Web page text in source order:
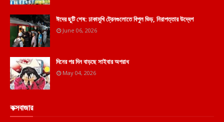
ঈদের ছুটি শেষ: ঢাকামুখি ট্রেনগুলোতে বিপুল ভিড়, নিরাপত্তার উদ্বেগ
June 06, 2026
দিনের পর দিন বাড়ছে সাইবার অপরাধ
May 04, 2026
কক্সবাজার